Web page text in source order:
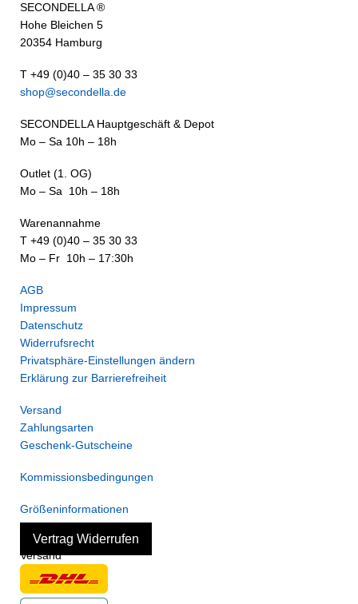
SECONDELLA ®
Hohe Bleichen 5
20354 Hamburg
T +49 (0)40 – 35 30 33
shop@secondella.de
SECONDELLA Hauptgeschäft & Depot
Mo – Sa 10h – 18h
Outlet (1. OG)
Mo – Sa 10h – 18h
Warenannahme
T +49 (0)40 – 35 30 33
Mo – Fr 10h – 17:30h
AGB
Impressum
Datenschutz
Widerrufsrecht
Privatsphäre-Einstellungen ändern
Erklärung zur Barrierefreiheit
Versand
Zahlungsarten
Geschenk-Gutscheine
Kommissionsbedingungen
Größeninformationen
Vertrag Widerrufen
Versand